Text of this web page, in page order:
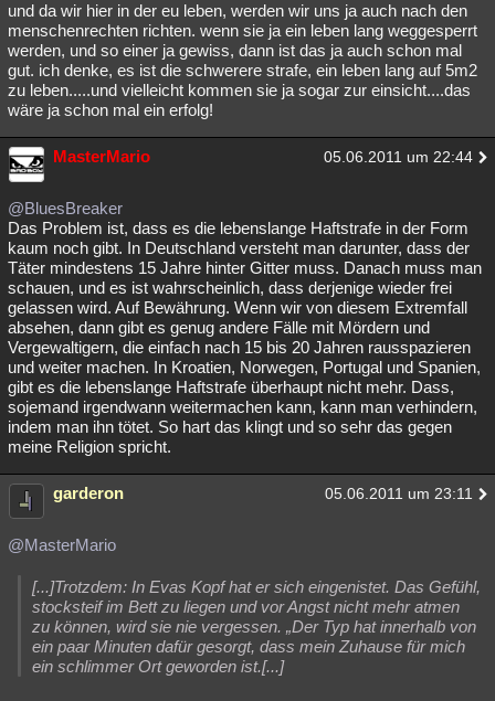
und da wir hier in der eu leben, werden wir uns ja auch nach den
menschenrechten richten. wenn sie ja ein leben lang weggesperrt
werden, und so einer ja gewiss, dann ist das ja auch schon mal
gut. ich denke, es ist die schwerere strafe, ein leben lang auf 5m2
zu leben.....und vielleicht kommen sie ja sogar zur einsicht....das
wäre ja schon mal ein erfolg!
MasterMario 05.06.2011 um 22:44
@BluesBreaker
Das Problem ist, dass es die lebenslange Haftstrafe in der Form
kaum noch gibt. In Deutschland versteht man darunter, dass der
Täter mindestens 15 Jahre hinter Gitter muss. Danach muss man
schauen, und es ist wahrscheinlich, dass derjenige wieder frei
gelassen wird. Auf Bewährung. Wenn wir von diesem Extremfall
absehen, dann gibt es genug andere Fälle mit Mördern und
Vergewaltigern, die einfach nach 15 bis 20 Jahren rausspazieren
und weiter machen. In Kroatien, Norwegen, Portugal und Spanien,
gibt es die lebenslange Haftstrafe überhaupt nicht mehr. Dass,
sojemand irgendwann weitermachen kann, kann man verhindern,
indem man ihn tötet. So hart das klingt und so sehr das gegen
meine Religion spricht.
garderon 05.06.2011 um 23:11
@MasterMario
[...]Trotzdem: In Evas Kopf hat er sich eingenistet. Das Gefühl,
stocksteif im Bett zu liegen und vor Angst nicht mehr atmen
zu können, wird sie nie vergessen. „Der Typ hat innerhalb von
ein paar Minuten dafür gesorgt, dass mein Zuhause für mich
ein schlimmer Ort geworden ist.[...]